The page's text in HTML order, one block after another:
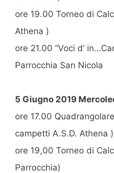
ore 19.00 Torneo di
Athena )
ore 21.00 “Voci d’
Parrocchia San Nicola
5 Giugno 2019
ore 17.00
campetti A.S.D. Athena )
ore 19,00 Torneo di
Parrocchia)